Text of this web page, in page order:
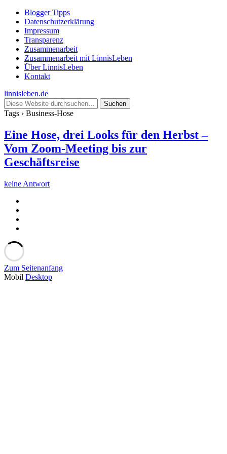
Blogger Tipps
Datenschutzerklärung
Impressum
Transparenz
Zusammenarbeit
Zusammenarbeit mit LinnisLeben
Über LinnisLeben
Kontakt
linnisleben.de
Tags › Business-Hose
Eine Hose, drei Looks für den Herbst –
Vom Zoom-Meeting bis zur
Geschäftsreise
keine Antwort
Zum Seitenanfang
Mobil Desktop